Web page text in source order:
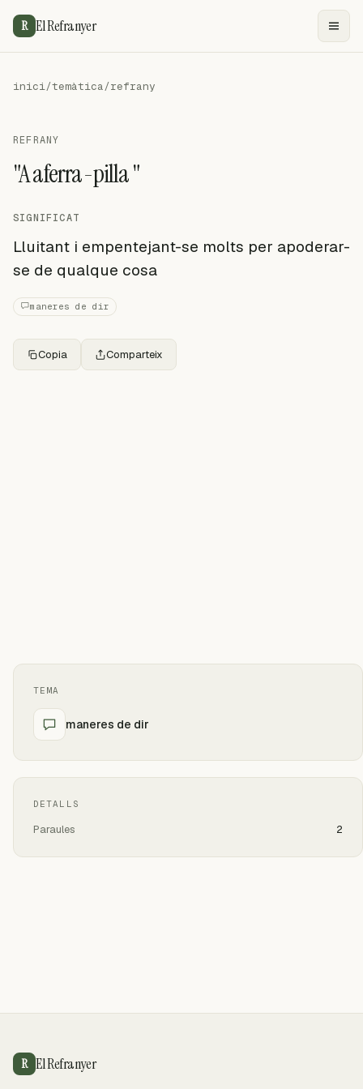
R El Refranyer
inici/temàtica/refrany
REFRANY
"A aferra-pilla "
SIGNIFICAT
Lluitant i empentejant-se molts per apoderar-
se de qualque cosa
maneres de dir
Copia Comparteix
TEMA
maneres de dir
DETALLS
Paraules 2
R El Refranyer